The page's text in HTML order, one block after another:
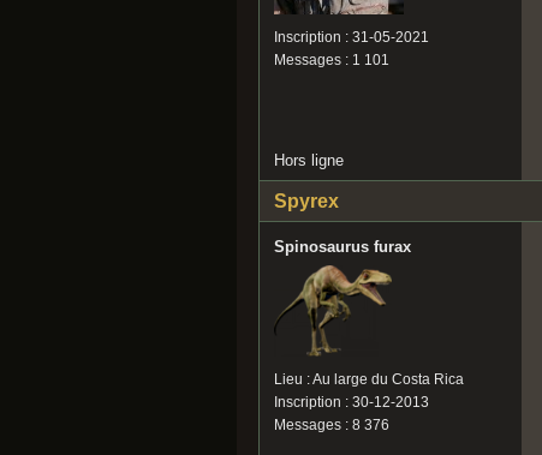
Inscription : 31-05-2021
Messages : 1 101
Hors ligne
Spyrex
Spinosaurus furax
Lieu : Au large du Costa Rica
Inscription : 30-12-2013
Messages : 8 376